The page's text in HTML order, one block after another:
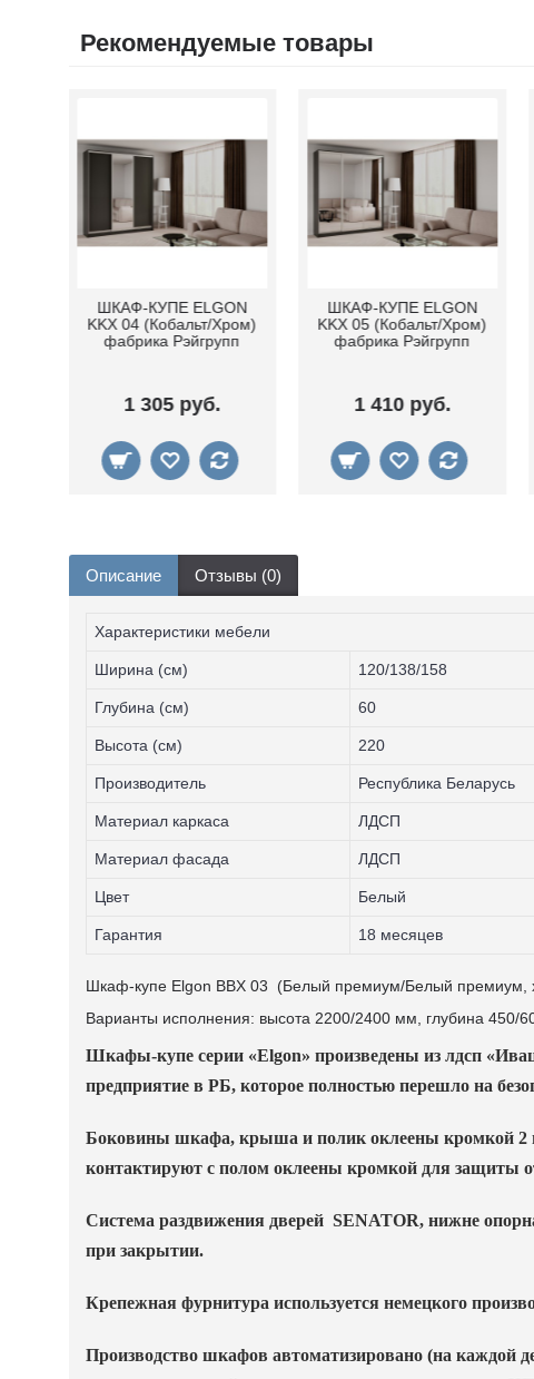
Рекомендуемые товары
Шкаф-купе Elgon YYX
03 (Ясень снежный)
фабрика Рэйгрупп
905 руб.
Шкаф-купе Elgon YSX
03 (ясень снежный/
сосна натуральная)
905 руб.
Описание Отзывы (0)
Характеристики мебели
Ширина (см) 120/138/158
Глубина (см) 60
Высота (см) 220
Производитель Республика Беларусь
Материал каркаса ЛДСП
Материал фасада ЛДСП
Цвет Белый
Гарантия 18 месяцев
Шкаф-купе Elgon BBX 03 (Белый премиум/Белый премиум,
Варианты исполнения: высота 2200/2400 мм, глубина 450/
Шкафы-купе серии «Elgon» произведены из лдсп
предприятие в РБ, которое полностью перешло на
Боковины шкафа, крыша и полик оклеены кромкой 2
контактируют с полом оклеены кромкой для защиты
Система раздвижения дверей SENATOR, нижне
при закрытии.
Крепежная фурнитура используется немецкого
Производство шкафов автоматизировано (на каждой